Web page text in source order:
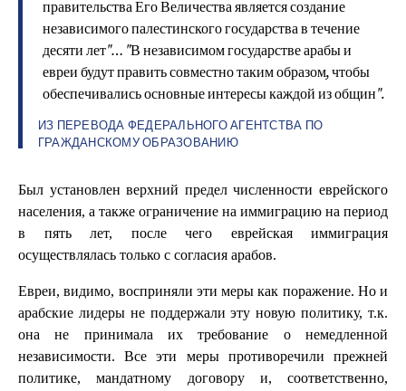
правительства Его Величества является создание
независимого палестинского государства в течение
десяти лет"… "В независимом государстве арабы и
евреи будут править совместно таким образом, чтобы
обеспечивались основные интересы каждой из общин".
ИЗ ПЕРЕВОДА ФЕДЕРАЛЬНОГО АГЕНТСТВА ПО
ГРАЖДАНСКОМУ ОБРАЗОВАНИЮ
Был установлен верхний предел численности еврейского
населения, а также ограничение на иммиграцию на период
в пять лет, после чего еврейская иммиграция
осуществлялась только с согласия арабов.
Евреи, видимо, восприняли эти меры как поражение. Но и
арабские лидеры не поддержали эту новую политику, т.к.
она не принимала их требование о немедленной
независимости. Все эти меры противоречили прежней
политике, мандатному договору и, соответственно,